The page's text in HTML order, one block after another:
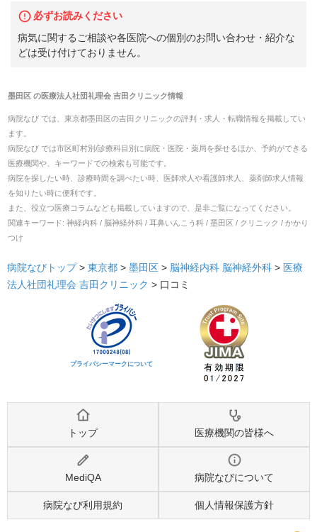
必ずお読みください
病気に関するご相談や各医院への個別のお問い合わせ・紹介な
どは受け付けておりません。
墨田区の医療法人社団礼理会 吉田クリニック情報
病院なび では、 東京都墨田区の吉田クリニックの評判・求人・転職情報を掲載してい
ます。
病院なび では市区町村別/診療科目別に病院・医院・薬局を探せるほか、予約ができる
医療機関や、キーワードでの検索も可能です。
病院を探したい時、診療時間を調べたい時、医師求人や看護師求人、薬剤師求人情報
を知りたい時に便利です。
また、役立つ医療コラムなども掲載していますので、是非ご覧になってください。
関連キーワード: 神経内科 / 脳神経外科 / 耳鼻いんこう科 / 墨田区 / クリニック / かかり
つけ
病院なびトップ > 東京都 > 墨田区 > 脳神経内科 脳神経外科 > 医療
法人社団礼理会 吉田クリニック > 口コミ
プライバシーマークについて
トップ 医療機関の皆様へ
MediQA 病院なびについて
病院なび利用規約 個人情報保護方針